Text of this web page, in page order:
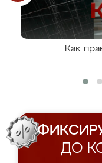
Как
ДО